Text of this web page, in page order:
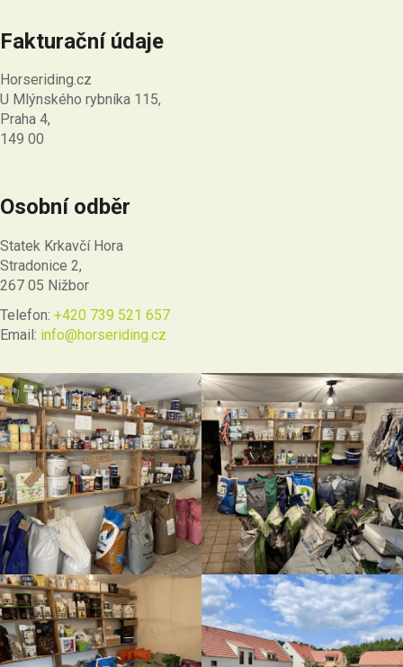
Fakturační údaje
Horseriding.cz
U Mlýnského rybníka 115,
Praha 4,
149 00
Osobní odběr
Statek Krkavčí Hora
Stradonice 2,
267 05 Nižbor
Telefon: +420 739 521 657
Email: info@horseriding.cz